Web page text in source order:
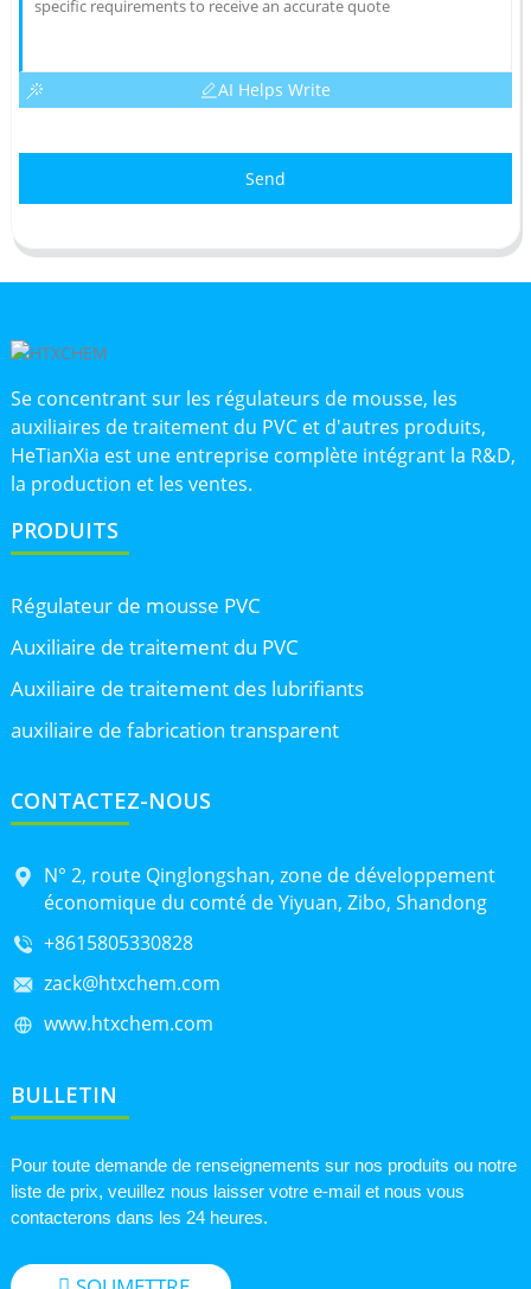
AI Helps Write
Send
Se concentrant sur les régulateurs de mousse, les
auxiliaires de traitement du PVC et d'autres produits,
HeTianXia est une entreprise complète intégrant la R&D,
la production et les ventes.
PRODUITS
Régulateur de mousse PVC
Auxiliaire de traitement du PVC
Auxiliaire de traitement des lubrifiants
auxiliaire de fabrication transparent
CONTACTEZ-NOUS
N° 2, route Qinglongshan, zone de développement
économique du comté de Yiyuan, Zibo, Shandong
+8615805330828
zack@htxchem.com
www.htxchem.com
BULLETIN
Pour toute demande de renseignements sur nos produits ou notre
liste de prix, veuillez nous laisser votre e-mail et nous vous
contacterons dans les 24 heures.